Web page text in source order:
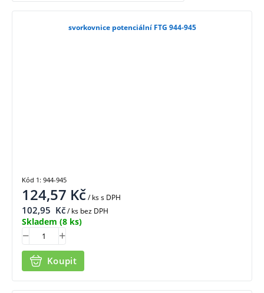
svorkovnice potenciální FTG 944-945
124,57 Kč/ kss DPH
102,95 Kč/ ks bez DPH
Skladem (8 ks)
Koupit
Kód 1: 944-945